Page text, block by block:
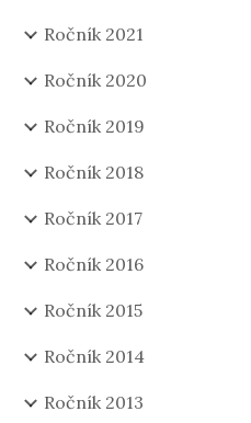
Ročník 2021
Ročník 2020
Ročník 2019
Ročník 2018
Ročník 2017
Ročník 2016
Ročník 2015
Ročník 2014
Ročník 2013